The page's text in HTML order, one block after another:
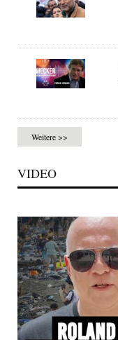
Weitere >>
VIDEO